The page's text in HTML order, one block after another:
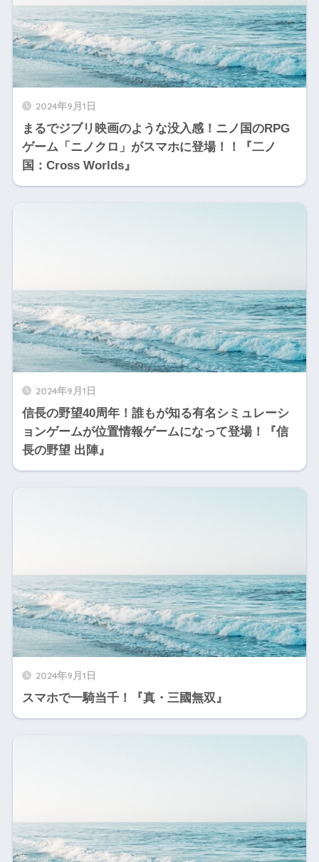
2024年9月1日
まるでジブリ映画のような没入感！ニノ国のRPG
ゲーム「ニノクロ」がスマホに登場！！『二ノ
国：Cross Worlds』
2024年9月1日
信長の野望40周年！誰もが知る有名シミュレーシ
ョンゲームが位置情報ゲームになって登場！『信
長の野望 出陣』
2024年9月1日
スマホで一騎当千！『真・三國無‪双』‬